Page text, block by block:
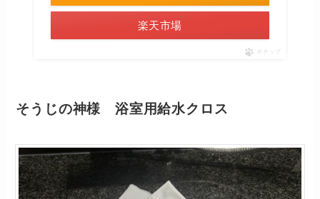
楽天市場
ポチップ
そうじの神様 浴室用給水クロス